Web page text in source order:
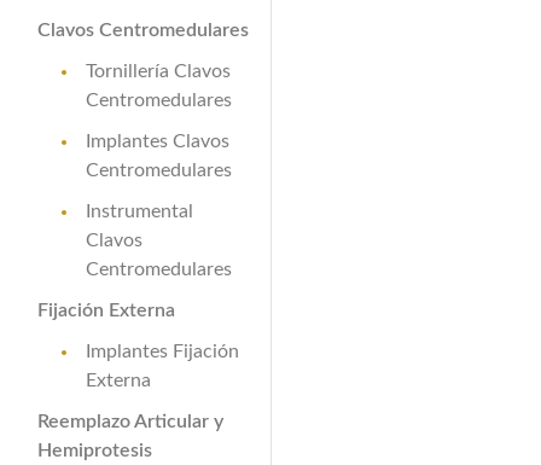
Clavos Centromedulares
Tornillería Clavos
Centromedulares
Implantes Clavos
Centromedulares
Instrumental
Clavos
Centromedulares
Fijación Externa
Implantes Fijación
Externa
Reemplazo Articular y
Hemiprotesis